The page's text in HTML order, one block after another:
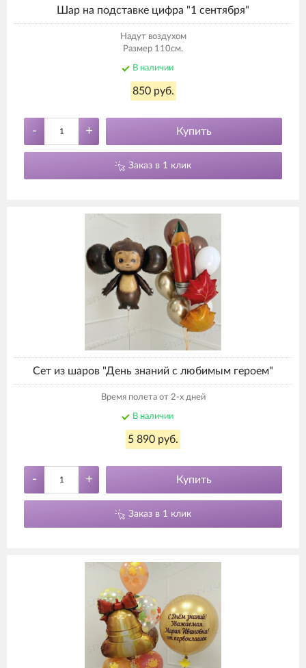
Шар на подставке цифра "1 сентября"
Надут воздухом
Размер 110см.
В наличии
850 руб.
- + Купить
Заказ в 1 клик
Сет из шаров "День знаний с любимым героем"
Время полета от 2-х дней
В наличии
5 890 руб.
- + Купить
Заказ в 1 клик